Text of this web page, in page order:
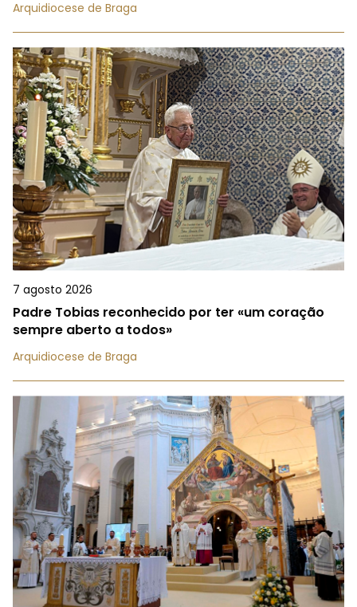
Arquidiocese de Braga
7 agosto 2026
Padre Tobias reconhecido por ter «um coração
sempre aberto a todos»
Arquidiocese de Braga